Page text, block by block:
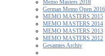
Memo Masters 2018
German Memo Open 2016
MEMO MASTERS 2015
MEMO MASTERS 2014
MEMO MASTERS 2013
MEMO MASTERS 2012
Gesamtes Archiv